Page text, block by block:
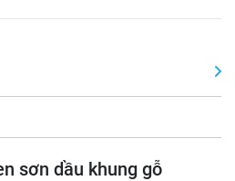
sơn dầu khung gỗ